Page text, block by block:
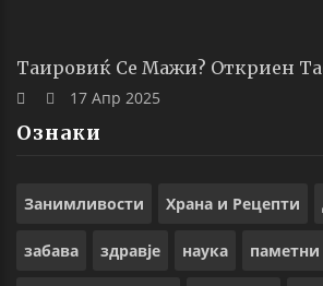
Таировиќ Се Мажи? Откриен
17 Апр 2025
Ознаки
Занимливости Храна и Рецепти
забава здравје наука